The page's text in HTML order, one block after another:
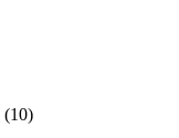
(10)